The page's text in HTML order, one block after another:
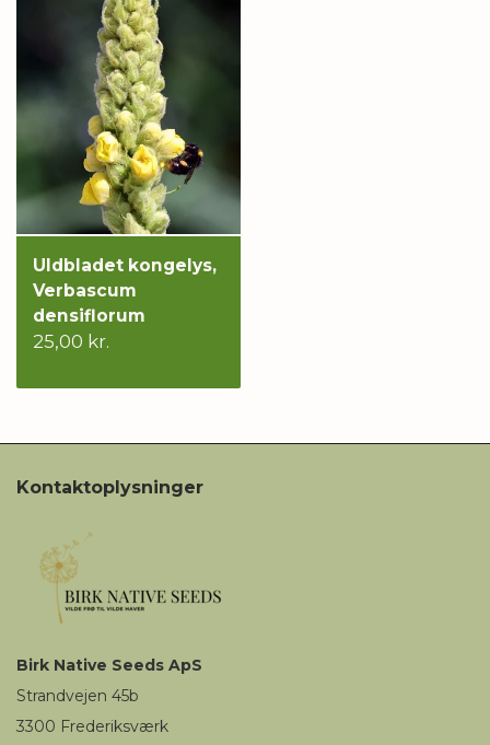
Uldbladet kongelys,
Verbascum
densiflorum
25,00 kr.
Kontaktoplysninger
Birk Native Seeds ApS
Strandvejen 45b
3300 Frederiksværk